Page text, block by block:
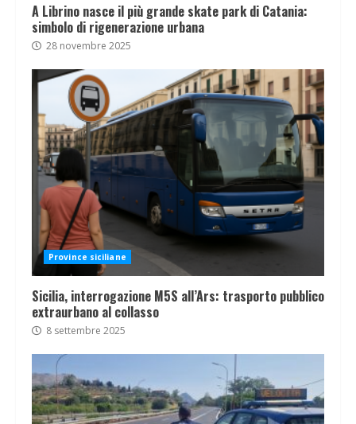
A Librino nasce il più grande skate park di Catania:
simbolo di rigenerazione urbana
28 novembre 2025
Province siciliane
Sicilia, interrogazione M5S all’Ars: trasporto pubblico
extraurbano al collasso
8 settembre 2025